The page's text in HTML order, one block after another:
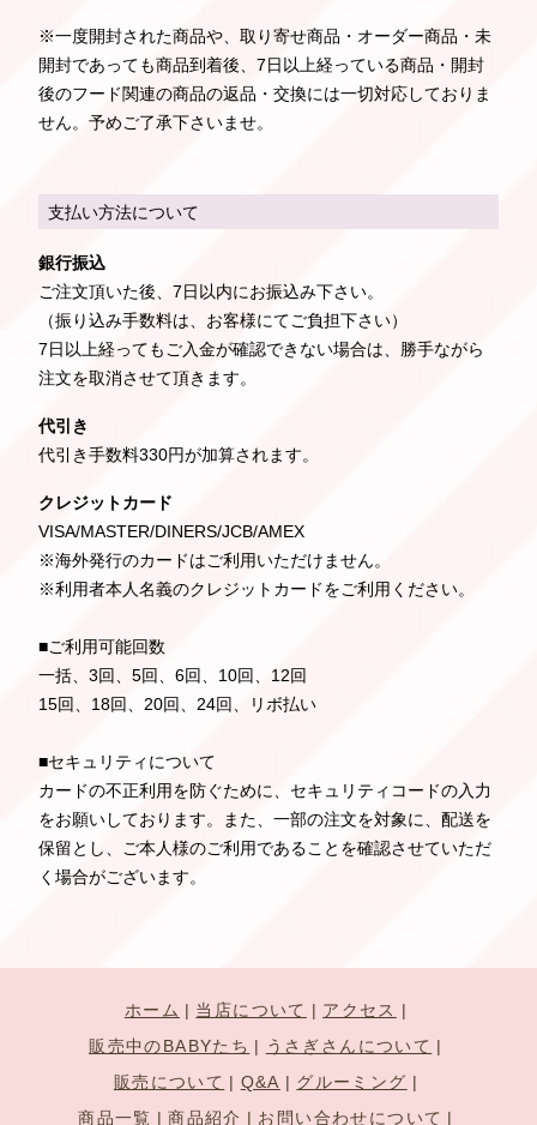
※一度開封された商品や、取り寄せ商品・オーダー商品・未
開封であっても商品到着後、7日以上経っている商品・開封
後のフード関連の商品の返品・交換には一切対応しておりま
せん。予めご了承下さいませ。
支払い方法について
銀行振込
ご注文頂いた後、7日以内にお振込み下さい。
（振り込み手数料は、お客様にてご負担下さい）
7日以上経ってもご入金が確認できない場合は、勝手ながら
注文を取消させて頂きます。
代引き
代引き手数料330円が加算されます。
クレジットカード
VISA/MASTER/DINERS/JCB/AMEX
※海外発行のカードはご利用いただけません。
※利用者本人名義のクレジットカードをご利用ください。
■ご利用可能回数
一括、3回、5回、6回、10回、12回
15回、18回、20回、24回、リボ払い
■セキュリティについて
カードの不正利用を防ぐために、セキュリティコードの入力
をお願いしております。また、一部の注文を対象に、配送を
保留とし、ご本人様のご利用であることを確認させていただ
く場合がございます。
ホーム 当店について
アクセス
販売中のBABYたち
うさぎさんについて
販売について
Q&A
グルーミング
商品一覧
商品紹介 お問い合わせについて